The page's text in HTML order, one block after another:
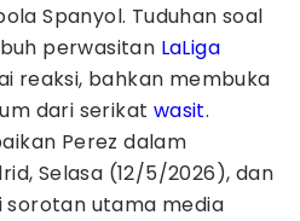
Spanyol. Tuduhan soal
perwasitan LaLiga
reaksi, bahkan membuka
dari serikat wasit.
Perez dalam
Selasa (12/5/2026), dan
utama media